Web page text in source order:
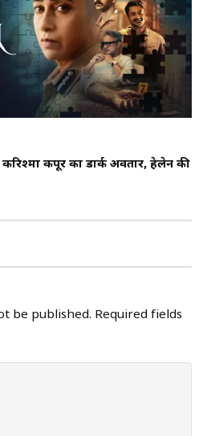
कपूर का डार्क अवतार, हेलेन की
be published. Required fields